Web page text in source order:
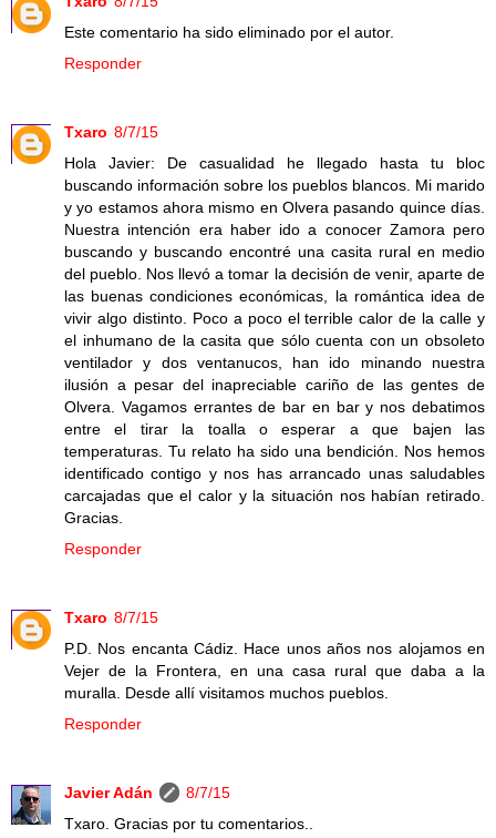
Este comentario ha sido eliminado por el autor.
Responder
Txaro 8/7/15
Hola Javier: De casualidad he llegado hasta tu bloc
buscando información sobre los pueblos blancos. Mi marido
y yo estamos ahora mismo en Olvera pasando quince días.
Nuestra intención era haber ido a conocer Zamora pero
buscando y buscando encontré una casita rural en medio
del pueblo. Nos llevó a tomar la decisión de venir, aparte de
las buenas condiciones económicas, la romántica idea de
vivir algo distinto. Poco a poco el terrible calor de la calle y
el inhumano de la casita que sólo cuenta con un obsoleto
ventilador y dos ventanucos, han ido minando nuestra
ilusión a pesar del inapreciable cariño de las gentes de
Olvera. Vagamos errantes de bar en bar y nos debatimos
entre el tirar la toalla o esperar a que bajen las
temperaturas. Tu relato ha sido una bendición. Nos hemos
identificado contigo y nos has arrancado unas saludables
carcajadas que el calor y la situación nos habían retirado.
Gracias.
Responder
Txaro 8/7/15
P.D. Nos encanta Cádiz. Hace unos años nos alojamos en
Vejer de la Frontera, en una casa rural que daba a la
muralla. Desde allí visitamos muchos pueblos.
Responder
Javier Adán
8/7/15
Txaro. Gracias por tu comentarios..